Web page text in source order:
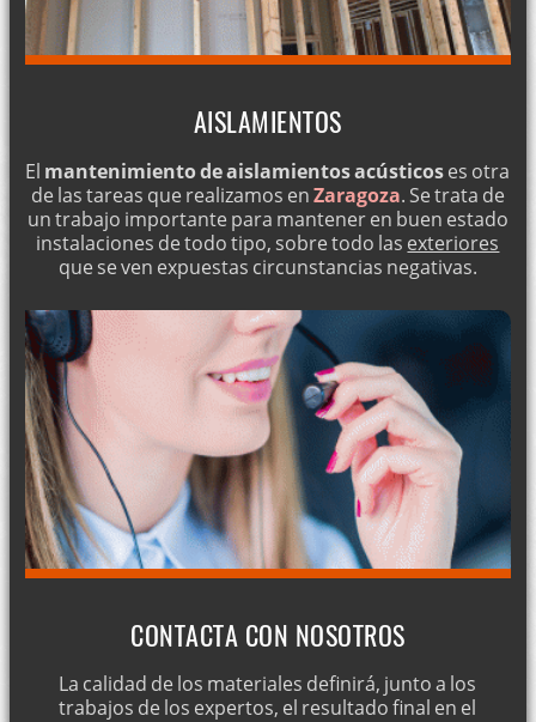
AISLAMIENTOS
El mantenimiento de aislamientos acústicoses otra
de las tareas que realizamos enZaragoza. Se trata de
un trabajo importante para mantener en buen estado
instalaciones de todo tipo, sobre todo las exteriores
que se ven expuestas circunstancias negativas.
CONTACTA CON NOSOTROS
La calidad de los materiales definirá, junto a los
trabajos de los expertos, el resultado final en el